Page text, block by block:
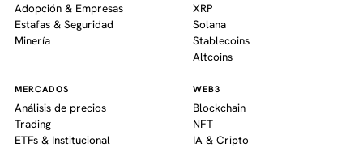
Adopción & Empresas
Estafas & Seguridad
Minería
XRP
Solana
Stablecoins
Altcoins
MERCADOS
Análisis de precios
Trading
ETFs & Institucional
WEB3
Blockchain
NFT
IA & Cripto